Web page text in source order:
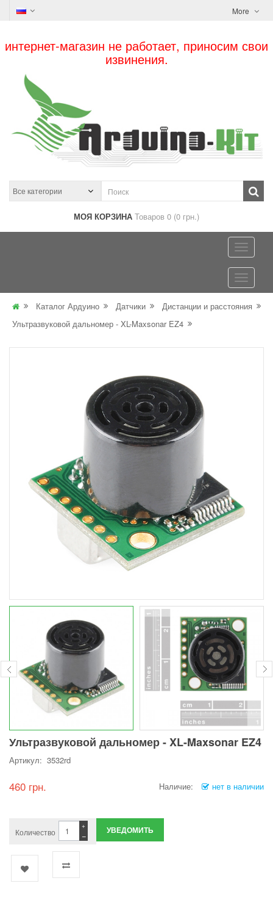
More
интернет-магазин не работает, приносим свои
извинения.
МОЯ КОРЗИНА Товаров 0 (0 грн.)
Каталог Ардуино Датчики
Дистанции и расстояния
Ультразвуковой дальномер - XL-Maxsonar EZ4
Ультразвуковой дальномер - XL-Maxsonar EZ4
Артикул: 3532rd
460 грн. Наличие: нет в наличии
Количество −
+ УВЕДОМИТЬ